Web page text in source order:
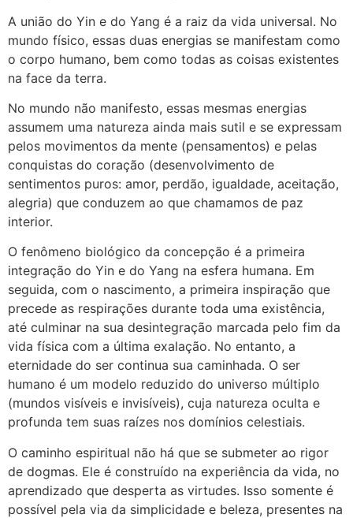
A união do Yin e do Yang é a raiz da vida universal. No
mundo físico, essas duas energias se manifestam como
o corpo humano, bem como todas as coisas existentes
na face da terra.
No mundo não manifesto, essas mesmas energias
assumem uma natureza ainda mais sutil e se expressam
pelos movimentos da mente (pensamentos) e pelas
conquistas do coração (desenvolvimento de
sentimentos puros: amor, perdão, igualdade, aceitação,
alegria) que conduzem ao que chamamos de paz
interior.
O fenômeno biológico da concepção é a primeira
integração do Yin e do Yang na esfera humana. Em
seguida, com o nascimento, a primeira inspiração que
precede as respirações durante toda uma existência,
até culminar na sua desintegração marcada pelo fim da
vida física com a última exalação. No entanto, a
eternidade do ser continua sua caminhada. O ser
humano é um modelo reduzido do universo múltiplo
(mundos visíveis e invisíveis), cuja natureza oculta e
profunda tem suas raízes nos domínios celestiais.
O caminho espiritual não há que se submeter ao rigor
de dogmas. Ele é construído na experiência da vida, no
aprendizado que desperta as virtudes. Isso somente é
possível pela via da simplicidade e beleza, presentes na